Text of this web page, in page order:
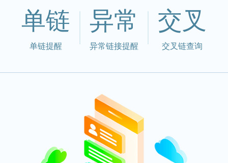
单链
单链提醒
异常
异常链接提醒
交叉
交叉链查询